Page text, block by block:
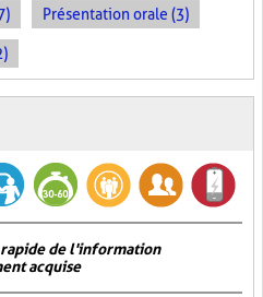
Présentation orale (3)
de l'information
acquise